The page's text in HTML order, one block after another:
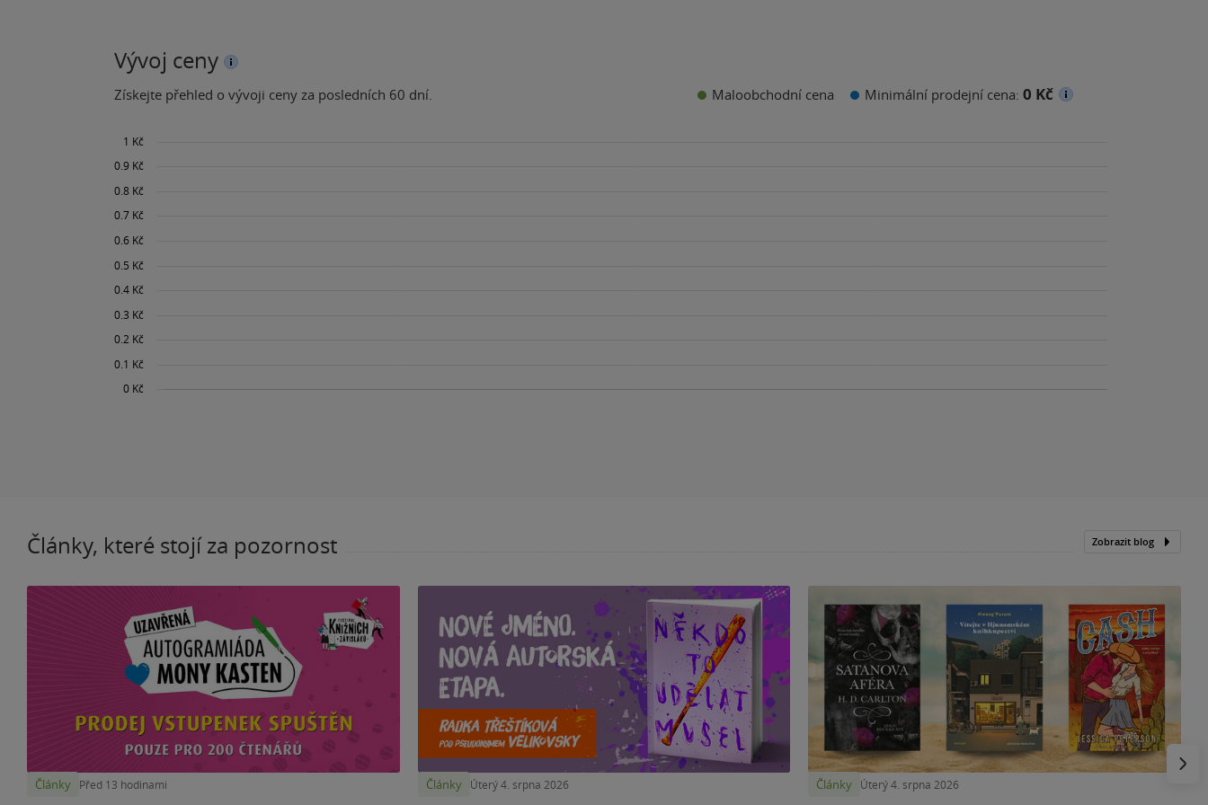
Vývoj ceny
Získejte přehled o vývoji ceny za posledních 60 dní. Maloobchodní cena Minimální prodejní cena: 0 Kč
Články, které stojí za pozornost Zobrazit blog
Články Před 13 hodinami Články Úterý 4. srpna 2026 Články Úterý 4. srpna 2026